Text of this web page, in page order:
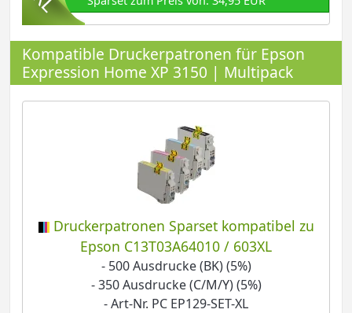
Kompatible Druckerpatronen für Epson
Expression Home XP 3150 | Multipack
Druckerpatronen Sparset kompatibel zu
Epson C13T03A64010 / 603XL
- 500 Ausdrucke (BK) (5%)
- 350 Ausdrucke (C/M/Y) (5%)
- Art-Nr. PC EP129-SET-XL